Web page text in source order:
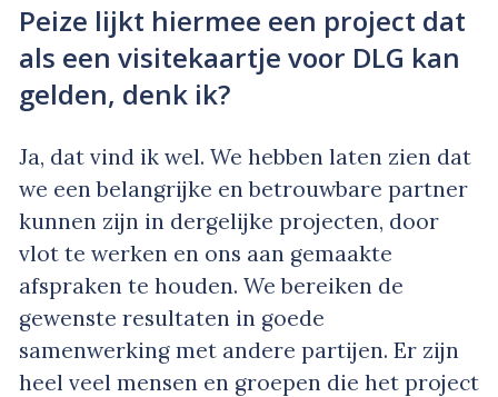
Peize lijkt hiermee een project dat
als een visitekaartje voor DLG kan
gelden, denk ik?
Ja, dat vind ik wel. We hebben laten zien dat
we een belangrijke en betrouwbare partner
kunnen zijn in dergelijke projecten, door
vlot te werken en ons aan gemaakte
afspraken te houden. We bereiken de
gewenste resultaten in goede
samenwerking met andere partijen. Er zijn
heel veel mensen en groepen die het project